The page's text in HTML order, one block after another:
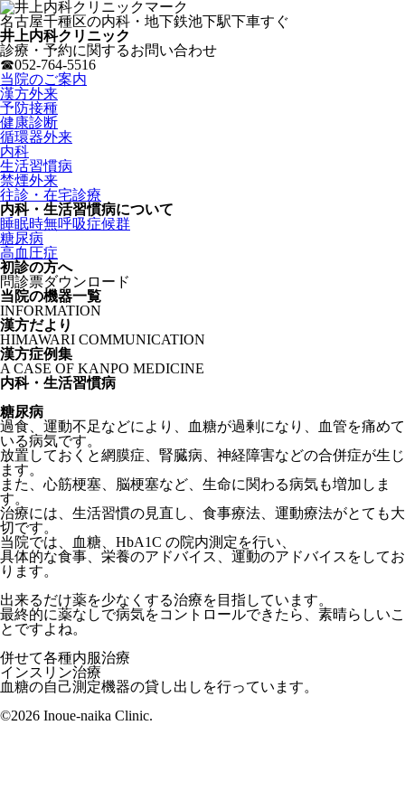
名古屋千種区の内科・地下鉄池下駅下車すぐ
井上内科クリニック
診療・予約に関するお問い合わせ
☎052-764-5516
当院のご案内
漢方外来
予防接種
健康診断
循環器外来
内科
生活習慣病
禁煙外来
往診・在宅診療
内科・生活習慣病について
睡眠時無呼吸症候群
糖尿病
高血圧症
初診の方へ
問診票ダウンロード
当院の機器一覧
INFORMATION
漢方だより
HIMAWARI COMMUNICATION
漢方症例集
A CASE OF KANPO MEDICINE
内科・生活習慣病
糖尿病
過食、運動不足などにより、血糖が過剰になり、血管を痛めて
いる病気です。
放置しておくと網膜症、腎臓病、神経障害などの合併症が生じ
ます。
また、心筋梗塞、脳梗塞など、生命に関わる病気も増加しま
す。
治療には、生活習慣の見直し、食事療法、運動療法がとても大
切です。
当院では、血糖、HbA1C の院内測定を行い、
具体的な食事、栄養のアドバイス、運動のアドバイスをしてお
ります。
出来るだけ薬を少なくする治療を目指しています。
最終的に薬なしで病気をコントロールできたら、素晴らしいこ
とですよね。
併せて各種内服治療
インスリン治療
血糖の自己測定機器の貸し出しを行っています。
©2026 Inoue-naika Clinic.